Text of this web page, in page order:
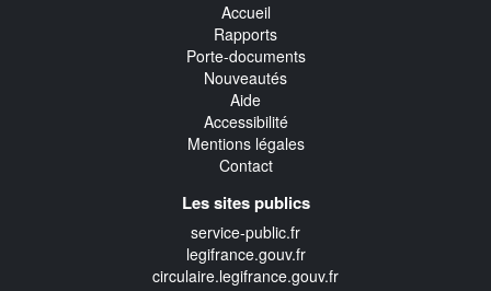
Accueil
Rapports
Porte-documents
Nouveautés
Aide
Accessibilité
Mentions légales
Contact
Les sites publics
service-public.fr
legifrance.gouv.fr
circulaire.legifrance.gouv.fr